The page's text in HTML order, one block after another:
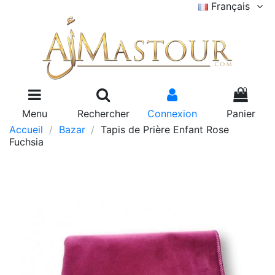
Français
Menu Rechercher Connexion
0
Panier
Accueil
Bazar
Tapis de Prière Enfant Rose
Fuchsia